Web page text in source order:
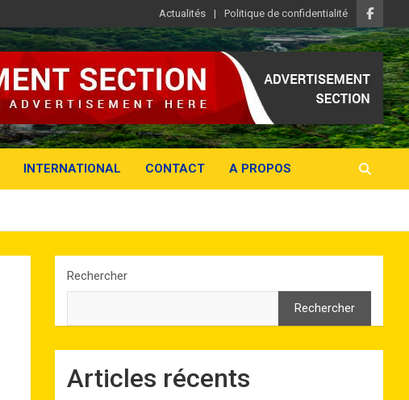
Actualités Politique de confidentialité
INTERNATIONAL CONTACT A PROPOS
Rechercher
Rechercher
Articles récents